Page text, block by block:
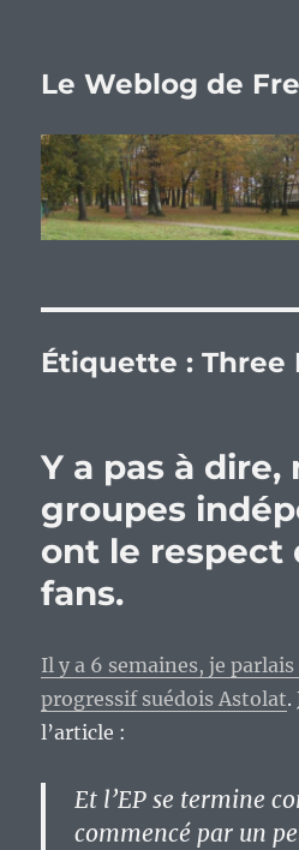
Le Weblog de
Étiquette :Three
Y a pas à dire,
groupes
ont le respect
fans.
Il y a 6 semaines, je
progressif suédois Astolat.
l’article :
Et l’EP se termine
commencé par un